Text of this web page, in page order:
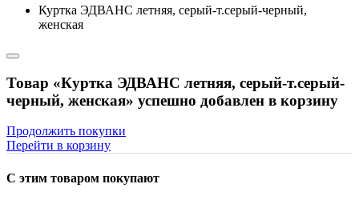
Куртка ЭДВАНС летняя, серый-т.серый-черный,
женская
Товар «Куртка ЭДВАНС летняя, серый-т.серый-
черный, женская» успешно добавлен в корзину
Продолжить покупки
Перейти в корзину
С этим товаром покупают